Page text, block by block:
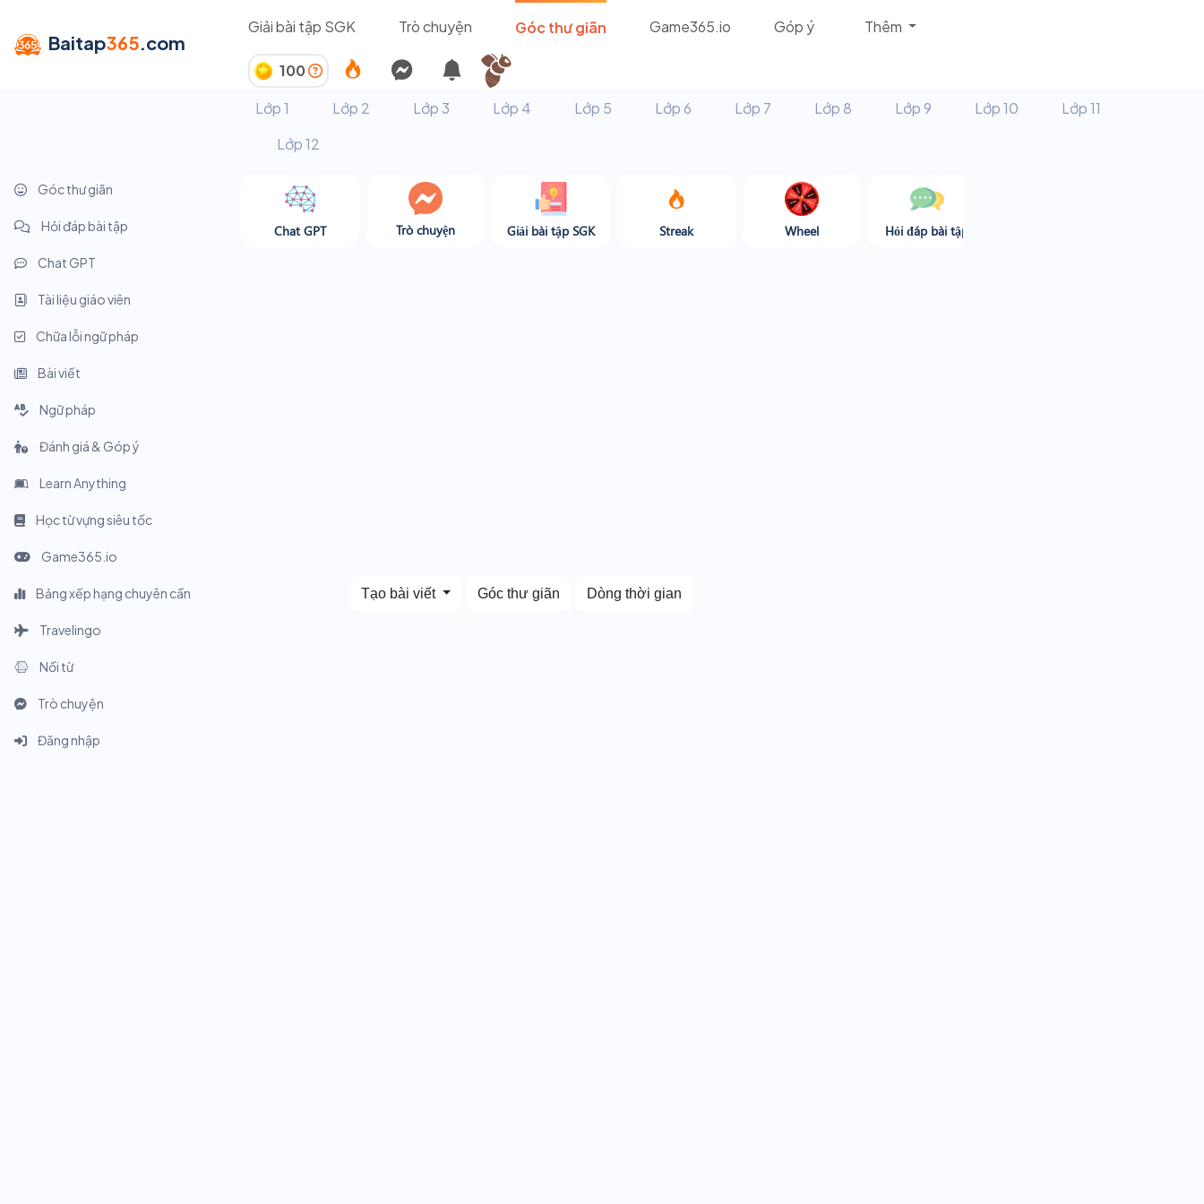
Baitap365.com
Giải bài tập SGK Trò chuyện Góc thư giãn Game365.io Góp ý Thêm
100
Lớp 1
Lớp 2 Lớp 3 Lớp 4 Lớp 5 Lớp 6 Lớp 7 Lớp 8 Lớp 9 Lớp 10
Lớp 11
Lớp 12
Góc thư giãn
Hỏi đáp bài tập
Chat GPT
Tài liệu giáo viên
Chữa lỗi ngữ pháp
Bài viết
Ngữ pháp
Đánh giá & Góp ý
Learn Anything
Học từ vựng siêu tốc
Game365.io
Bảng xếp hạng chuyên cần
Travelingo
Nối từ
Trò chuyện
Đăng nhập
Chat GPT Trò chuyện Giải bài tập SGK Streak Wheel Hỏi đáp bài tập
Tạo bài viết Góc thư giãn Dòng thời gian